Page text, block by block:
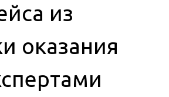
из
оказания